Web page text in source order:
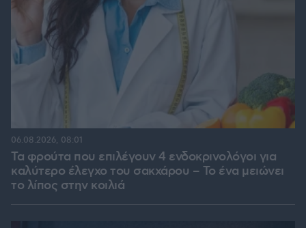
Τα φρούτα που επιλέγουν 4 ενδοκρινολόγοι για
καλύτερο έλεγχο του σακχάρου – Το ένα μειώνει
το λίπος στην κοιλιά
06.08.2026, 08:01